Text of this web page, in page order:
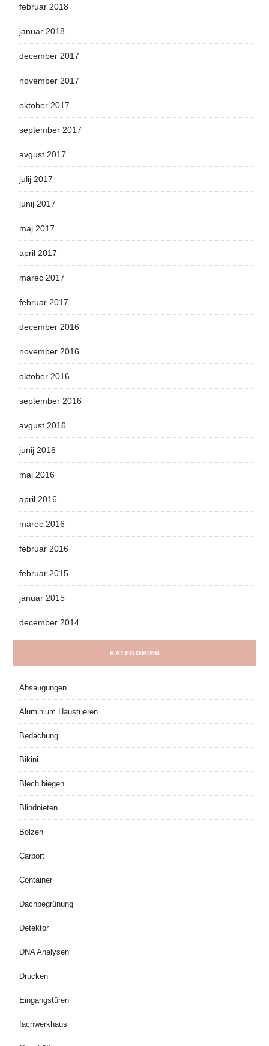
februar 2018
januar 2018
december 2017
november 2017
oktober 2017
september 2017
avgust 2017
julij 2017
junij 2017
maj 2017
april 2017
marec 2017
februar 2017
december 2016
november 2016
oktober 2016
september 2016
avgust 2016
junij 2016
maj 2016
april 2016
marec 2016
februar 2016
februar 2015
januar 2015
december 2014
KATEGORIEN
Absaugungen
Aluminium Haustueren
Bedachung
Bikini
Blech biegen
Blindnieten
Bolzen
Carport
Container
Dachbegrünung
Detektor
DNA Analysen
Drucken
Eingangstüren
fachwerkhaus